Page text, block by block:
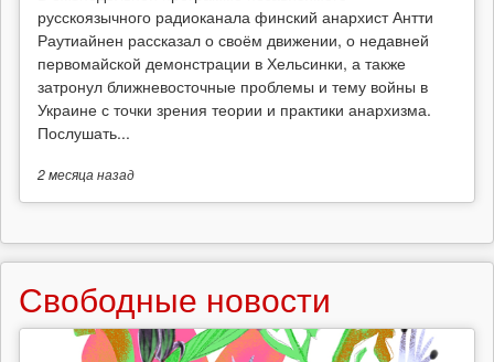
русскоязычного радиоканала финский анархист Антти
Раутиайнен рассказал о своём движении, о недавней
первомайской демонстрации в Хельсинки, а также
затронул ближневосточные проблемы и тему войны в
Украине с точки зрения теории и практики анархизма.
Послушать...
2 месяцаназад
Свободные новости